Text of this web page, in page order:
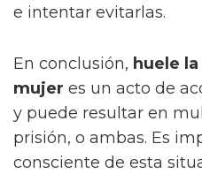
e intentar evitarlas.
En conclusión, huele
mujer es un acto de
y puede resultar en
prisión, o ambas. Es
consciente de esta